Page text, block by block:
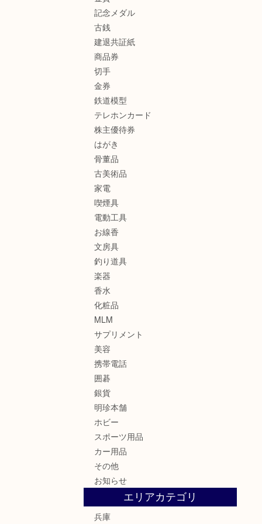
記念メダル
古銭
建退共証紙
商品券
切手
金券
鉄道模型
テレホンカード
株主優待券
はがき
骨董品
古美術品
家電
喫煙具
電動工具
お線香
文房具
釣り道具
楽器
香水
化粧品
MLM
サプリメント
美容
携帯電話
囲碁
銀貨
明珍本舗
ホビー
スポーツ用品
カー用品
その他
お知らせ
エリアカテゴリ
兵庫